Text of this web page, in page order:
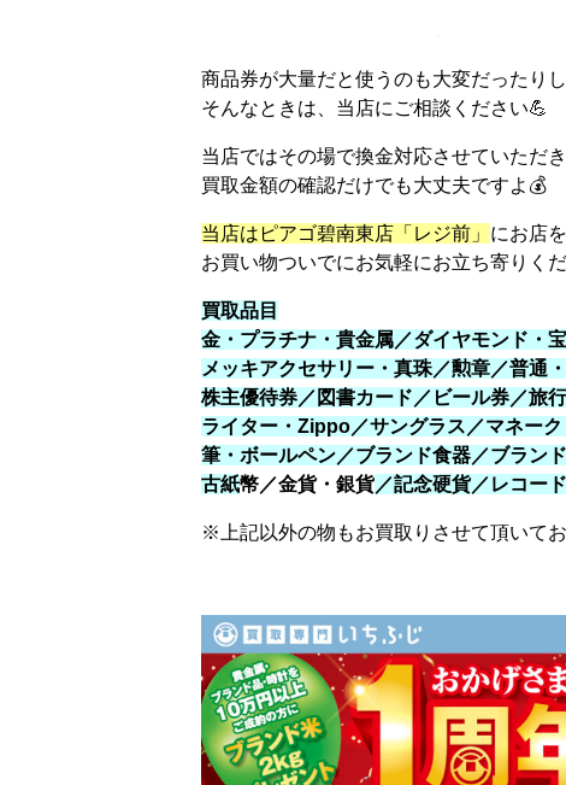
商品券が大量だと使うのも大変だったりし
そんなときは、当店にご相談ください💪
当店ではその場で換金対応させていただ
買取金額の確認だけでも大丈夫ですよ💰
当店はピアゴ碧南東店「レジ前」 にお店
お買い物ついでにお気軽にお立ち寄りく
買取品目
金・プラチナ・貴金属／ダイヤモンド・
メッキアクセサリー・真珠／勲章／普通
株主優待券／図書カード／ビール券／旅
ライター・Zippo／サングラス／マネー
筆・ボールペン／ブランド食器／ブラン
古紙幣／金貨・銀貨／記念硬貨／レコー
※上記以外の物もお買取りさせて頂いてお